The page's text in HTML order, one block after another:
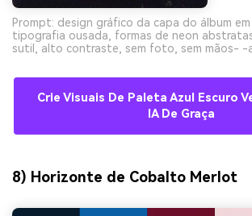
Prompt: design gráfico da capa do álbum em
tipografia ousada, formas de neon
sutil, alto contraste, sem foto, sem mãos- -
Crie Visuais De Paleta Azul Escuro
IA De Graça
8) Horizonte de Cobalto Merlot